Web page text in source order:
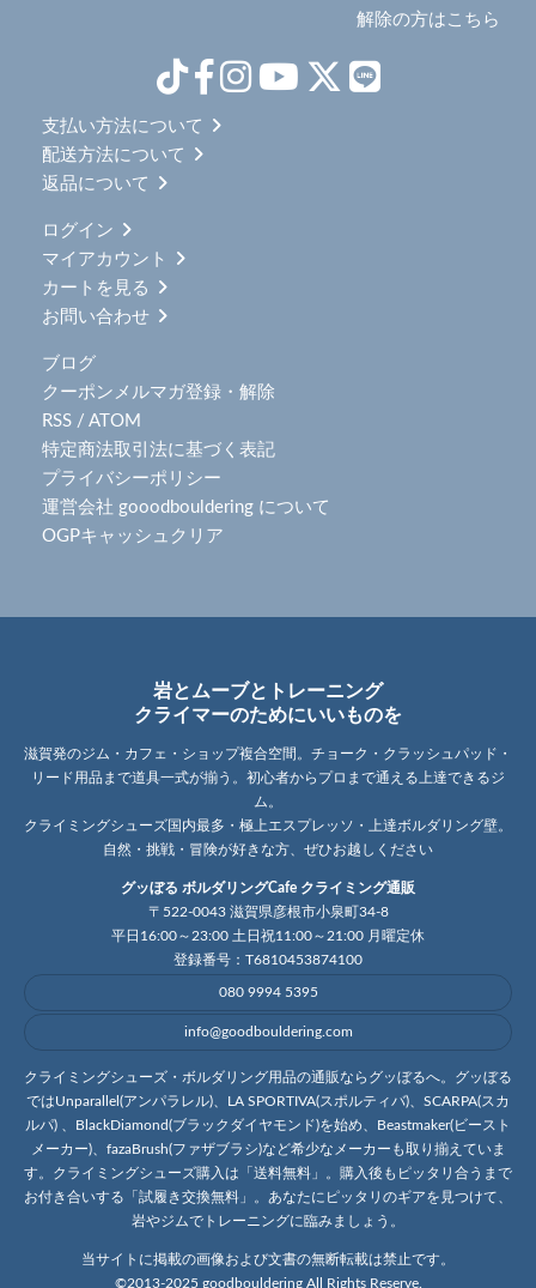
解除の方はこちら
支払い方法について
配送方法について
返品について
ログイン
マイアカウント
カートを見る
お問い合わせ
ブログ
クーポンメルマガ登録・解除
RSS / ATOM
特定商法取引法に基づく表記
プライバシーポリシー
運営会社 gooodbouldering について
OGPキャッシュクリア
岩とムーブとトレーニング
クライマーのためにいいものを
滋賀発のジム・カフェ・ショップ複合空間。チョーク・クラッシュパッド・
リード用品まで道具一式が揃う。初心者からプロまで通える上達できるジ
ム。
クライミングシューズ国内最多・極上エスプレッソ・上達ボルダリング壁。
自然・挑戦・冒険が好きな方、ぜひお越しください
グッぼる ボルダリングCafe クライミング通販
〒522-0043 滋賀県彦根市小泉町34-8
平日16:00～23:00 土日祝11:00～21:00 月曜定休
登録番号：T6810453874100
080 9994 5395
info@goodbouldering.com
クライミングシューズ・ボルダリング用品の通販ならグッぼるへ。グッぼる
ではUnparallel(アンパラレル)、LA SPORTIVA(スポルティバ)、SCARPA(スカ
ルパ) 、BlackDiamond(ブラックダイヤモンド)を始め、Beastmaker(ビースト
メーカー)、fazaBrush(ファザブラシ)など希少なメーカーも取り揃えていま
す。クライミングシューズ購入は「送料無料」。購入後もピッタリ合うまで
お付き合いする「試履き交換無料」。あなたにピッタリのギアを見つけて、
岩やジムでトレーニングに臨みましょう。
当サイトに掲載の画像および文書の無断転載は禁止です。
©2013-2025 goodbouldering All Rights Reserve.